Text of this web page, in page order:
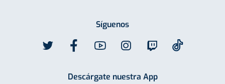
Síguenos
Descárgate nuestra App